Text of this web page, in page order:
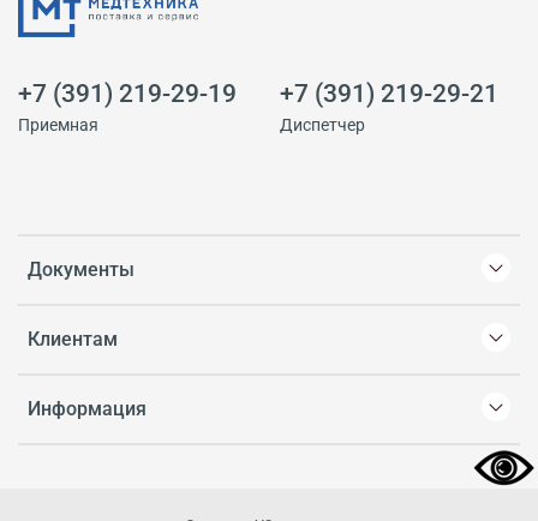
Документы
Клиентам
Информация
+7 (391) 219-29-19
Приемная
+7 (391) 219-29-21
Диспетчер